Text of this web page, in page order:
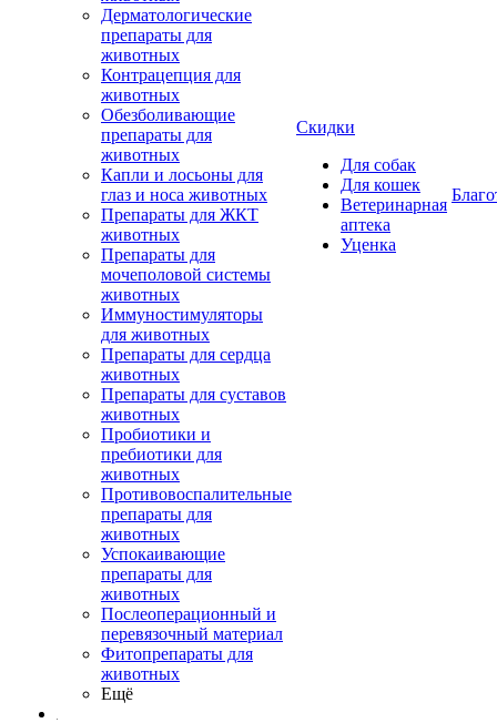
Дерматологические
препараты для
животных
Контрацепция для
животных
Обезболивающие
препараты для
животных
Капли и лосьоны для
глаз и носа животных
Препараты для ЖКТ
животных
Препараты для
мочеполовой системы
животных
Иммуностимуляторы
для животных
Препараты для сердца
животных
Препараты для суставов
животных
Пробиотики и
пребиотики для
животных
Противовоспалительные
препараты для
животных
Успокаивающие
препараты для
животных
Послеоперационный и
перевязочный материал
Фитопрепараты для
животных
Ещё
Скидки
Для собак
Для кошек
Ветеринарная
аптека
Уценка